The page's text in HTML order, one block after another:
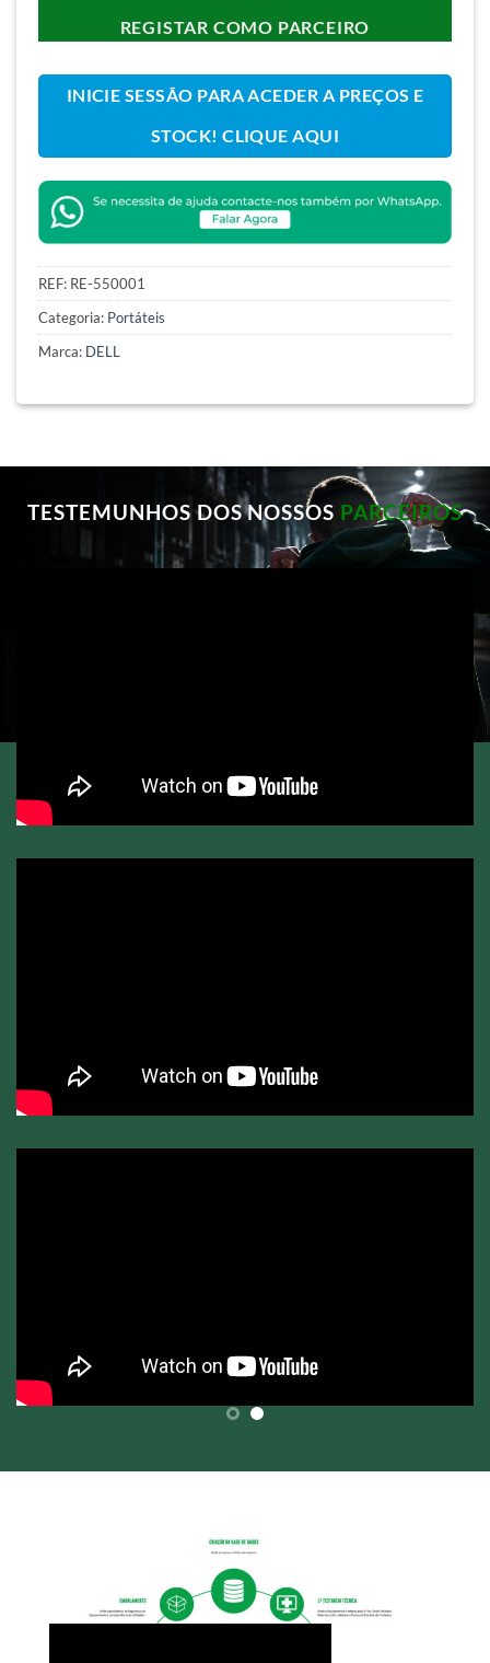
REGISTAR COMO PARCEIRO
INICIE SESSÃO PARA ACEDER A PREÇOS E
STOCK! CLIQUE AQUI
REF: RE-550001
Categoria: Portáteis
Marca: DELL
TESTEMUNHOS DOS NOSSOS PARCEIROS